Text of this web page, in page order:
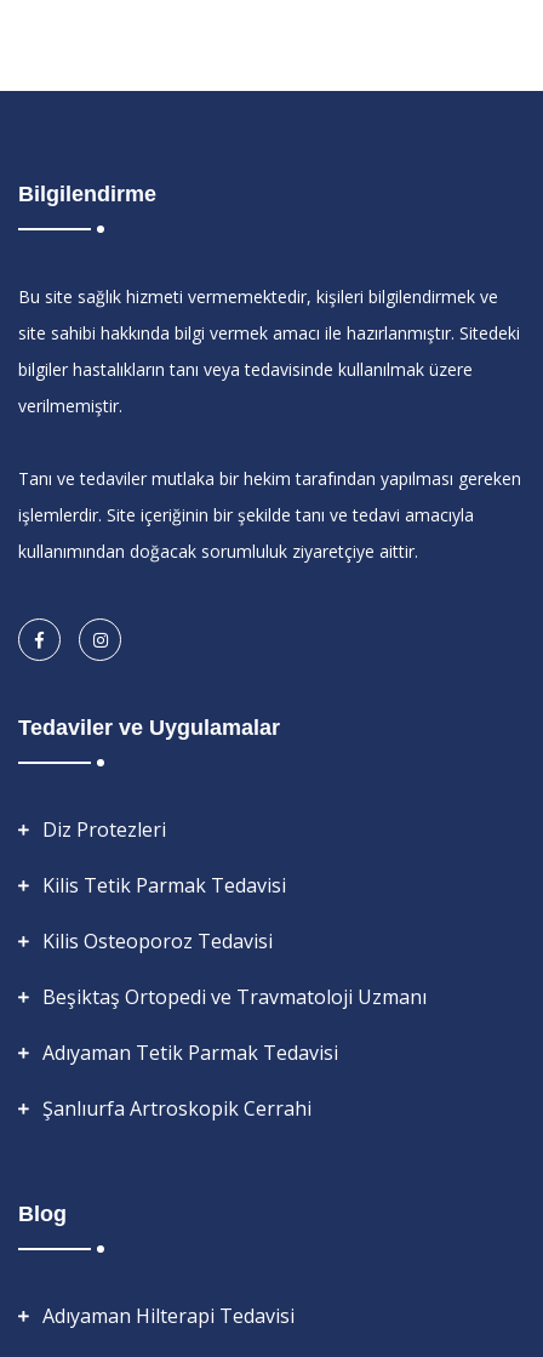
Bilgilendirme
Bu site sağlık hizmeti vermemektedir, kişileri bilgilendirmek ve
site sahibi hakkında bilgi vermek amacı ile hazırlanmıştır. Sitedeki
bilgiler hastalıkların tanı veya tedavisinde kullanılmak üzere
verilmemiştir.
Tanı ve tedaviler mutlaka bir hekim tarafından yapılması gereken
işlemlerdir. Site içeriğinin bir şekilde tanı ve tedavi amacıyla
kullanımından doğacak sorumluluk ziyaretçiye aittir.
Tedaviler ve Uygulamalar
Diz Protezleri
Kilis Tetik Parmak Tedavisi
Kilis Osteoporoz Tedavisi
Beşiktaş Ortopedi ve Travmatoloji Uzmanı
Adıyaman Tetik Parmak Tedavisi
Şanlıurfa Artroskopik Cerrahi
Blog
Adıyaman Hilterapi Tedavisi